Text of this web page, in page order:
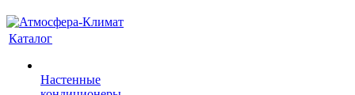
Каталог
Настенные